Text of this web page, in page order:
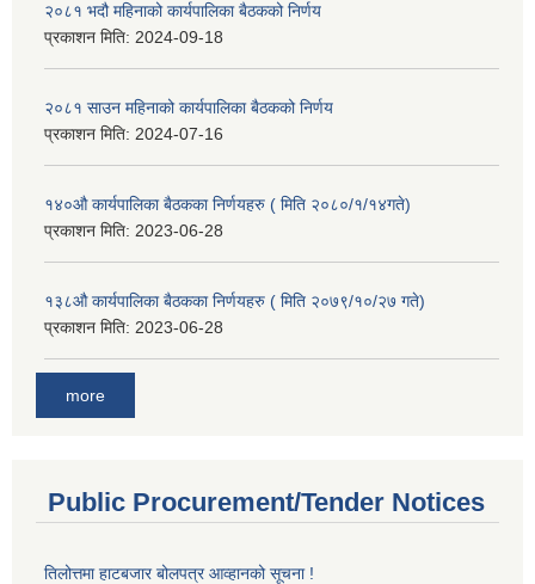
२०८१ भदौ महिनाको कार्यपालिका बैठकको निर्णय
प्रकाशन मिति: 2024-09-18
२०८१ साउन महिनाको कार्यपालिका बैठकको निर्णय
प्रकाशन मिति: 2024-07-16
१४०औ कार्यपालिका बैठकका निर्णयहरु ( मिति २०८०/१/१४गते)
प्रकाशन मिति: 2023-06-28
१३८औ कार्यपालिका बैठकका निर्णयहरु ( मिति २०७९/१०/२७ गते)
प्रकाशन मिति: 2023-06-28
more
Public Procurement/Tender Notices
तिलोत्तमा हाटबजार बोलपत्र आव्हानको सूचना !